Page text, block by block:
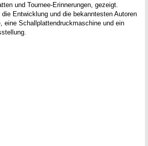
und Tournee-Erinnerungen, gezeigt.
Entwicklung und die bekanntesten Autoren
Schallplattendruckmaschine und ein